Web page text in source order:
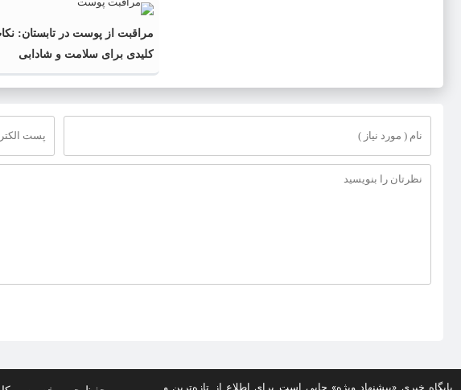
مراقبت از پوست در تابستان:
کلیدی برای سلامت و شادابی
پایگاه خبری «پیشنهاد ویژه» جایی است برای اطلاع از تازه‌ترین و